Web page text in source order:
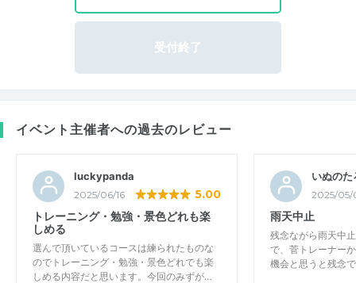
受付終了
イベント主催者への過去のレビュー
luckypanda
2025/06/16 5.00
トレーニング・勉強・景色どれも楽
しめる
選んで頂いているコースは練られたものな
のでトレーニング・勉強・景色どれでも楽
しめる内容だと思います。今回のみずが…
いぬのた
2025/
雨天中止
残念ながら雨天中
で、菅トレーナー
機会と思うと残念